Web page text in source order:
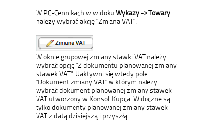
W PC-Cennikach w widoku Wykazy -> Towary
należy wybrać akcję "Zmiana VAT".
W oknie grupowej zmiany stawki VAT należy
wybrać opcję "Z dokumentu planowanej zmiany
stawek VAT". Uaktywni się wtedy pole
"Dokument zmiany VAT" w którym należy
wybrać dokument planowanej zmiany stawek
VAT utworzony w Konsoli Kupca. Widoczne są
tylko dokumenty planowanej zmiany stawek
VAT z datą dzisiejszą i przyszłą.